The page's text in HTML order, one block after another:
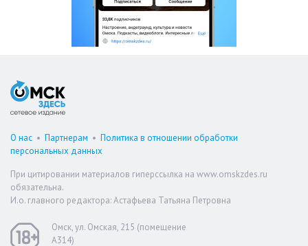
О нас • Партнерам • Политика в отношении обработки
персональных данных
При цитировании материалов гиперссылка на www.omskzdes.ru
обязательна.
И.о. главного редактора: Астафьева Татьяна Петровна
Омск, ул. Омская, 215 (помещение
А314)